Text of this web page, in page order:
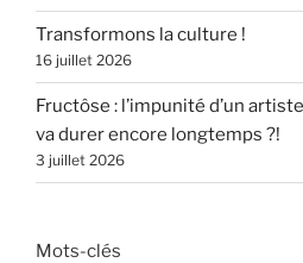
Transformons la culture !
16 juillet 2026
Fructôse : l’impunité d’un
va durer encore longtemps ?!
3 juillet 2026
Mots-clés